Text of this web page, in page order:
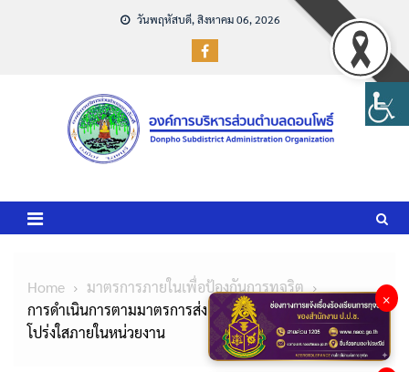
วันพฤหัสบดี, สิงหาคม 06, 2026
Home
มาตรการภายในเพื่อป้องกันการทุจริต
การดำเนินการตามมาตรการส่งเสริมคุณธรรมและความ
โปร่งใสภายในหน่วยงาน
×